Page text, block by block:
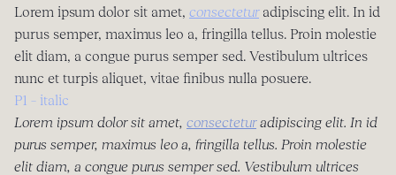
Lorem ipsum dolor sit amet, consecteturadipiscing elit. In id
purus semper, maximus leo a, fringilla tellus. Proin molestie
elit diam, a congue purus semper sed. Vestibulum ultrices
nunc et turpis aliquet, vitae finibus nulla posuere.
P1 – italic
Lorem ipsum dolor sit amet, consecteturadipiscing elit. In id
purus semper, maximus leo a, fringilla tellus. Proin molestie
elit diam, a congue purus semper sed. Vestibulum ultrices